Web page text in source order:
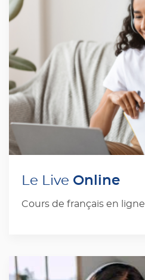
Le Live Online
Cours de français en ligne